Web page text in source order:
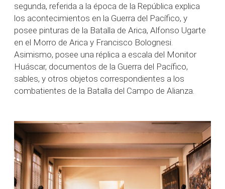
segunda, referida a la época de la República explica
los acontecimientos en la Guerra del Pacífico, y
posee pinturas de la Batalla de Arica, Alfonso Ugarte
en el Morro de Arica y Francisco Bolognesi.
Asimismo, posee una réplica a escala del Monitor
Huáscar, documentos de la Guerra del Pacífico,
sables, y otros objetos correspondientes a los
combatientes de la Batalla del Campo de Alianza.